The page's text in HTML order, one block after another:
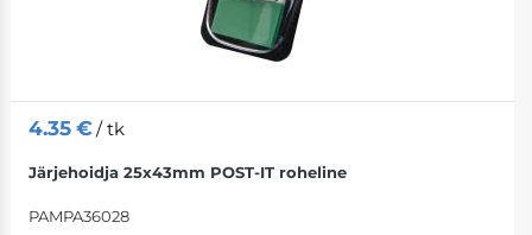
4.35 €/ tk
Järjehoidja 25x43mm POST-IT roheline
PAMPA36028